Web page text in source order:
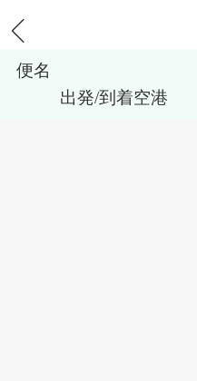
便名
出発/到着空港